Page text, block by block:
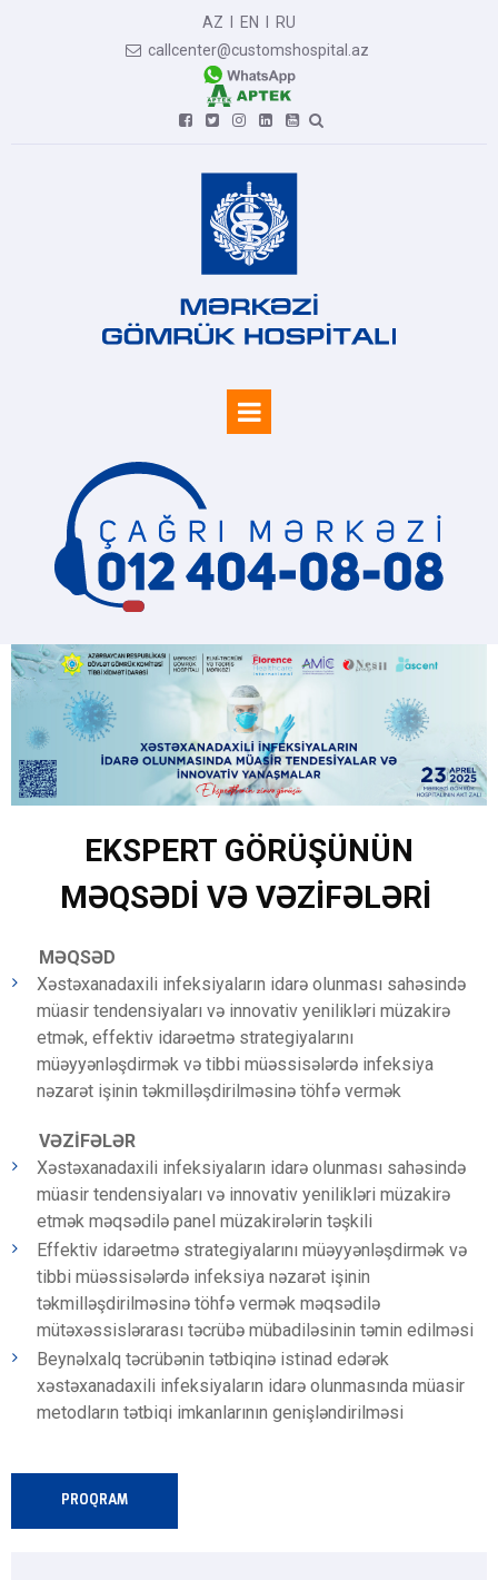
AZ EN RU
 callcenter@customshospital.az
     
EKSPERT GÖRÜŞÜNÜN
MƏQSƏDİ VƏ VƏZİFƏLƏRİ
MƏQSƏD
Xəstəxanadaxili infeksiyaların idarə olunması sahəsində
müasir tendensiyaları və innovativ yenilikləri müzakirə
etmək, effektiv idarəetmə strategiyalarını
müəyyənləşdirmək və tibbi müəssisələrdə infeksiya
nəzarət işinin təkmilləşdirilməsinə töhfə vermək
VƏZİFƏLƏR
Xəstəxanadaxili infeksiyaların idarə olunması sahəsində
müasir tendensiyaları və innovativ yenilikləri müzakirə
etmək məqsədilə panel müzakirələrin təşkili
Effektiv idarəetmə strategiyalarını müəyyənləşdirmək və
tibbi müəssisələrdə infeksiya nəzarət işinin
təkmilləşdirilməsinə töhfə vermək məqsədilə
mütəxəssislərarası təcrübə mübadiləsinin təmin edilməsi
Beynəlxalq təcrübənin tətbiqinə istinad edərək
xəstəxanadaxili infeksiyaların idarə olunmasında müasir
metodların tətbiqi imkanlarının genişləndirilməsi
PROQRAM